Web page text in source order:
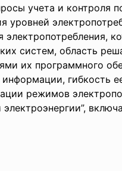
учета и контроля
уровней
электропотребления,
систем, область
их программного
гибкость
режимов